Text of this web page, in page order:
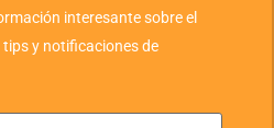
Facebook
interesante sobre el
y notificaciones de